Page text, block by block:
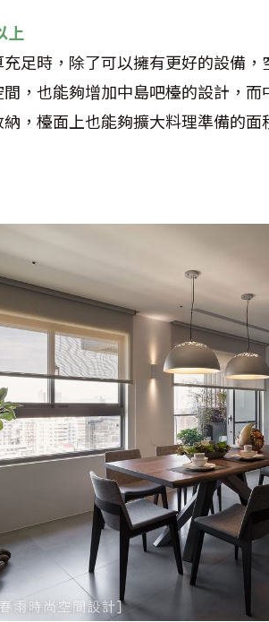
上
足時，除了可以擁有更好的設備
，也能夠增加中島吧檯的設計，
，檯面上也能夠擴大料理準備的